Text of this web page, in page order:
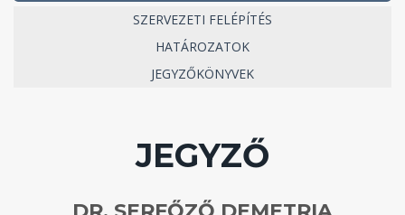
SZERVEZETI FELÉPÍTÉS
HATÁROZATOK
JEGYZŐKÖNYVEK
JEGYZŐ